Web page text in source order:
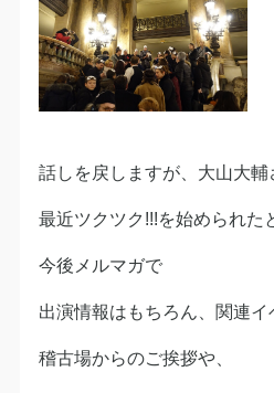
話しを戻しますが、大山大輔
最近ツクツク!!!を始められた
今後メルマガで
出演情報はもちろん、関連イ
稽古場からのご挨拶や、